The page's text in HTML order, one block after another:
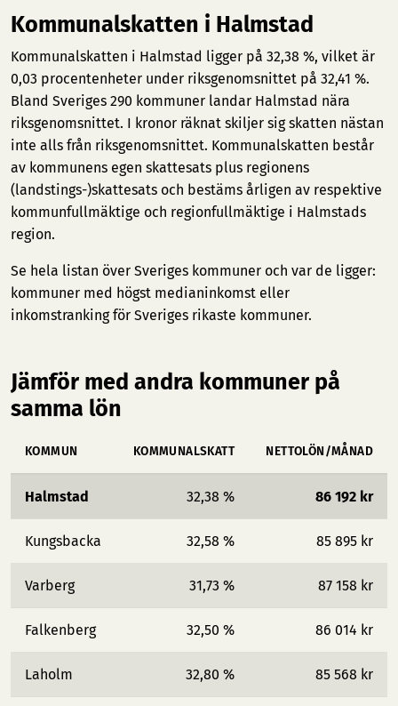
Kommunalskatten i Halmstad
Kommunalskatten i Halmstad ligger på 32,38 %, vilket är
0,03 procentenheter under riksgenomsnittet på 32,41 %.
Bland Sveriges 290 kommuner landar Halmstad nära
riksgenomsnittet. I kronor räknat skiljer sig skatten nästan
inte alls från riksgenomsnittet. Kommunalskatten består
av kommunens egen skattesats plus regionens
(landstings-)skattesats och bestäms årligen av respektive
kommunfullmäktige och regionfullmäktige i Halmstads
region.
Se hela listan över Sveriges kommuner och var de ligger:
kommuner med högst medianinkomst eller
inkomstranking för Sveriges rikaste kommuner.
Jämför med andra kommuner på
samma lön
KOMMUN KOMMUNALSKATT NETTOLÖN/MÅNAD
Halmstad 32,38 % 86 192 kr
Kungsbacka 32,58 % 85 895 kr
Varberg 31,73 % 87 158 kr
Falkenberg 32,50 % 86 014 kr
Laholm 32,80 % 85 568 kr